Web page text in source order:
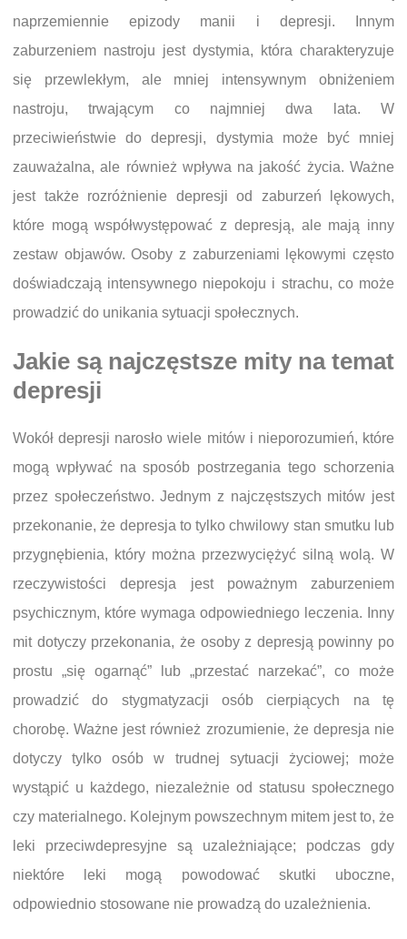
naprzemiennie epizody manii i depresji. Innym
zaburzeniem nastroju jest dystymia, która charakteryzuje
się przewlekłym, ale mniej intensywnym obniżeniem
nastroju, trwającym co najmniej dwa lata. W
przeciwieństwie do depresji, dystymia może być mniej
zauważalna, ale również wpływa na jakość życia. Ważne
jest także rozróżnienie depresji od zaburzeń lękowych,
które mogą współwystępować z depresją, ale mają inny
zestaw objawów. Osoby z zaburzeniami lękowymi często
doświadczają intensywnego niepokoju i strachu, co może
prowadzić do unikania sytuacji społecznych.
Jakie są najczęstsze mity na temat
depresji
Wokół depresji narosło wiele mitów i nieporozumień, które
mogą wpływać na sposób postrzegania tego schorzenia
przez społeczeństwo. Jednym z najczęstszych mitów jest
przekonanie, że depresja to tylko chwilowy stan smutku lub
przygnębienia, który można przezwyciężyć silną wolą. W
rzeczywistości depresja jest poważnym zaburzeniem
psychicznym, które wymaga odpowiedniego leczenia. Inny
mit dotyczy przekonania, że osoby z depresją powinny po
prostu „się ogarnąć” lub „przestać narzekać”, co może
prowadzić do stygmatyzacji osób cierpiących na tę
chorobę. Ważne jest również zrozumienie, że depresja nie
dotyczy tylko osób w trudnej sytuacji życiowej; może
wystąpić u każdego, niezależnie od statusu społecznego
czy materialnego. Kolejnym powszechnym mitem jest to, że
leki przeciwdepresyjne są uzależniające; podczas gdy
niektóre leki mogą powodować skutki uboczne,
odpowiednio stosowane nie prowadzą do uzależnienia.